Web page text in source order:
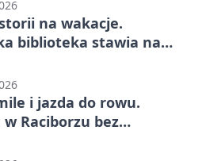
na wakacje.
biblioteka stawia na
i jazda do rowu.
Raciborzu bez